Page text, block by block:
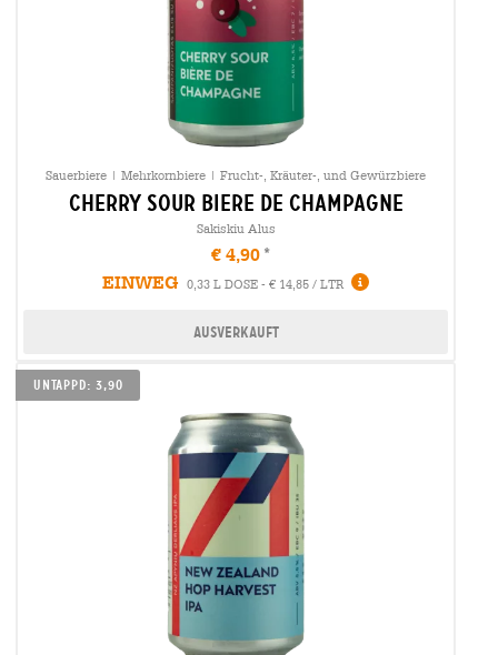
Sauerbiere | Mehrkornbiere | Frucht-, Kräuter-, und Gewürzbiere
cherry sour biere de champagne
Sakiskiu Alus
€ 4,90
EINWEG
0,33 L DOSE - € 14,85 / LTR
Ausverkauft
UNTAPPD: 3,90